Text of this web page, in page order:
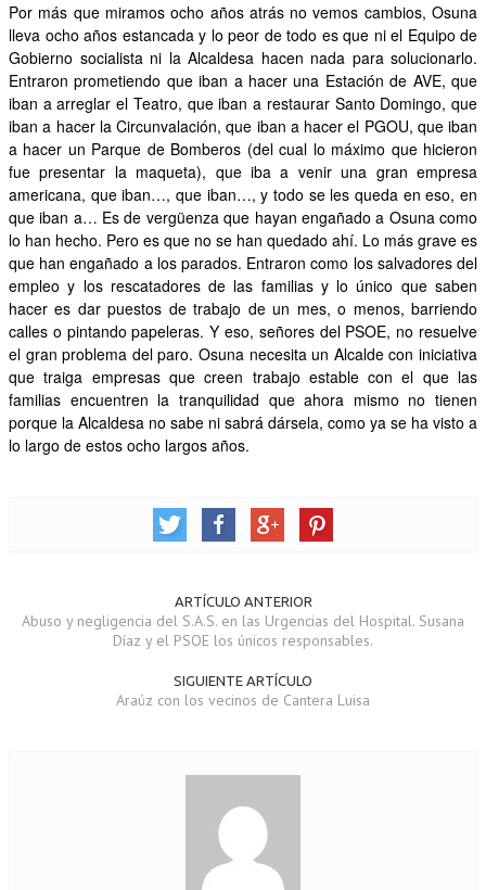
CONTACTA
AFÍLIATE
Por más que miramos ocho años atrás no vemos cambios, Osuna
lleva ocho años estancada y lo peor de todo es que ni el Equipo de
Gobierno socialista ni la Alcaldesa hacen nada para solucionarlo.
Entraron prometiendo que iban a hacer una Estación de AVE, que
iban a arreglar el Teatro, que iban a restaurar Santo Domingo, que
iban a hacer la Circunvalación, que iban a hacer el PGOU, que iban
a hacer un Parque de Bomberos (del cual lo máximo que hicieron
fue presentar la maqueta), que iba a venir una gran empresa
americana, que iban…, que iban…, y todo se les queda en eso, en
que iban a… Es de vergüenza que hayan engañado a Osuna como
lo han hecho. Pero es que no se han quedado ahí. Lo más grave es
que han engañado a los parados. Entraron como los salvadores del
empleo y los rescatadores de las familias y lo único que saben
hacer es dar puestos de trabajo de un mes, o menos, barriendo
calles o pintando papeleras. Y eso, señores del PSOE, no resuelve
el gran problema del paro. Osuna necesita un Alcalde con iniciativa
que traiga empresas que creen trabajo estable con el que las
familias encuentren la tranquilidad que ahora mismo no tienen
porque la Alcaldesa no sabe ni sabrá dársela, como ya se ha visto a
lo largo de estos ocho largos años.
ARTÍCULO ANTERIOR
Abuso y negligencia del S.A.S. en las Urgencias del Hospital. Susana
Díaz y el PSOE los únicos responsables.
SIGUIENTE ARTÍCULO
Araúz con los vecinos de Cantera Luisa